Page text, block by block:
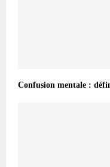
Confusion mentale :